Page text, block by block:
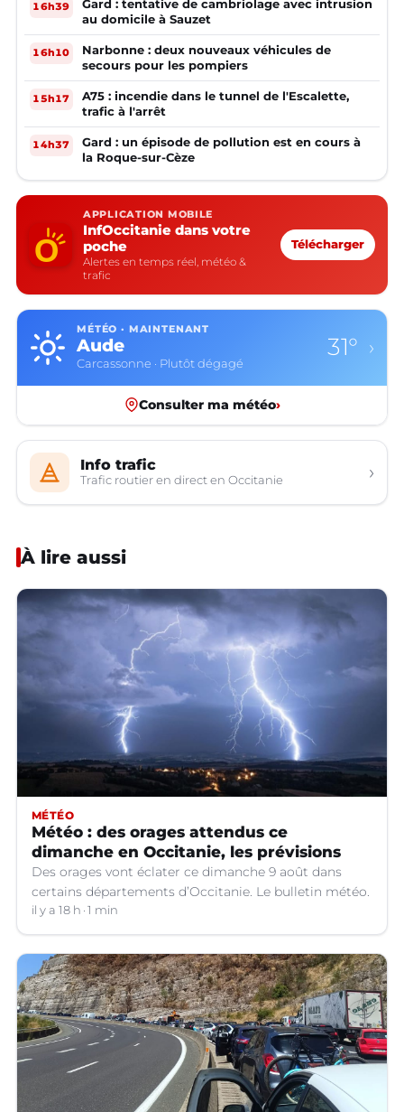
16h39
Gard : tentative de cambriolage avec intrusion
au domicile à Sauzet
16h10
Narbonne : deux nouveaux véhicules de
secours pour les pompiers
15h17
A75 : incendie dans le tunnel de l'Escalette,
trafic à l'arrêt
14h37
Gard : un épisode de pollution est en cours à
la Roque-sur-Cèze
APPLICATION MOBILE
InfOccitanie dans votre
poche
Alertes en temps réel, météo &
trafic
Télécharger
MÉTÉO · MAINTENANT
Aude
Carcassonne · Plutôt dégagé
31° ›
Consulter ma météo›
Info trafic
Trafic routier en direct en Occitanie ›
À lire aussi
MÉTÉO
Météo : des orages attendus ce
dimanche en Occitanie, les prévisions
Des orages vont éclater ce dimanche 9 août dans
certains départements d’Occitanie. Le bulletin météo.
il y a 18 h 1 min